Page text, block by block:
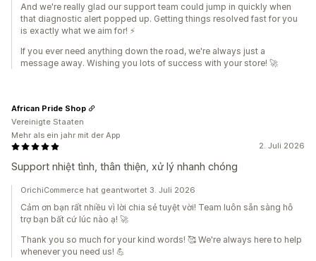
And we're really glad our support team could jump in quickly when
that diagnostic alert popped up. Getting things resolved fast for you
is exactly what we aim for! ⚡
If you ever need anything down the road, we're always just a
message away. Wishing you lots of success with your store! 🚀
2. Juli 2026
Support nhiệt tình, thân thiện, xử lý nhanh chóng
African Pride Shop
Vereinigte Staaten
Mehr als ein jahr mit der App
OrichiCommerce hat geantwortet 3. Juli 2026
Cảm ơn bạn rất nhiều vì lời chia sẻ tuyệt vời! Team luôn sẵn sàng hỗ
trợ bạn bất cứ lúc nào ạ! 🚀
Thank you so much for your kind words! 🥰 We're always here to help
whenever you need us! 💪